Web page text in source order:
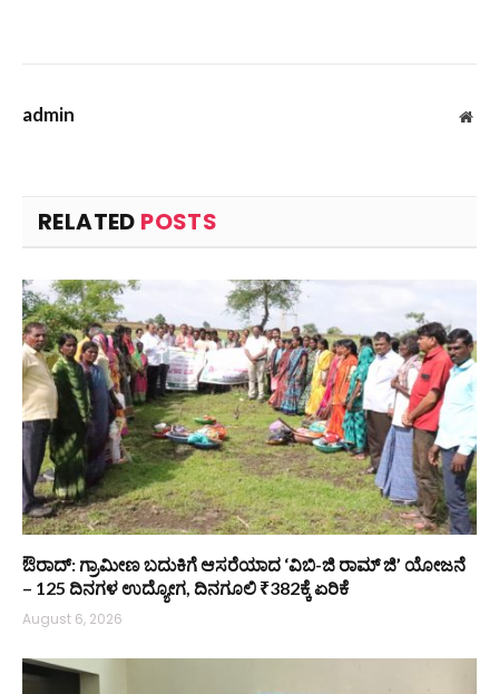
admin
RELATED POSTS
ಔರಾದ್: ಗ್ರಾಮೀಣ ಬದುಕಿಗೆ ಆಸರೆಯಾದ ‘ವಿಬಿ-ಜಿ ರಾಮ್ ಜಿ’ ಯೋಜನೆ
– 125 ದಿನಗಳ ಉದ್ಯೋಗ, ದಿನಗೂಲಿ ₹382ಕ್ಕೆ ಏರಿಕೆ
August 6, 2026